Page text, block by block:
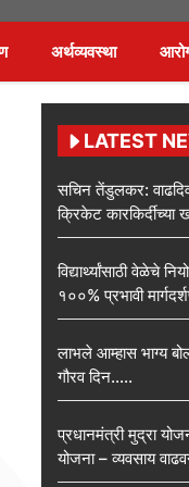
अर्थव्यवस्था
LATEST
सचिन तेंडुलकर:
क्रिकेट
विद्यार्थ्यांसाठी वेळेचे
१००% प्रभावी
लाभले आम्हास भाग्य
गौरव दिन…..
प्रधानमंत्री मुद्रा
योजना – व्यवसाय